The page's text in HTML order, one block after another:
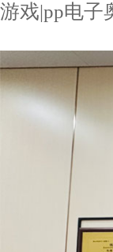
游戏|pp电子